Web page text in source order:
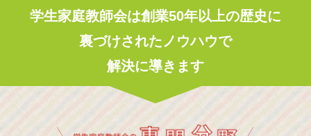
学生家庭教師会は創業50年以上の歴史に
裏づけされたノウハウで
解決に導きます